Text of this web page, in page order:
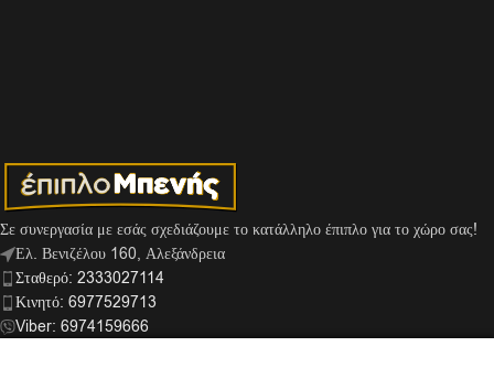
Σε συνεργασία με εσάς σχεδιάζουμε το κατάλληλο έπιπλο για το χώρο σας!
Ελ. Βενιζέλου 160, Αλεξάνδρεια
Σταθερό: 2333027114
Κινητό: 6977529713
Viber: 6974159666